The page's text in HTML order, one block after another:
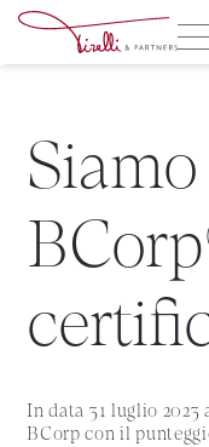
In data 31 luglio
BCorp con il